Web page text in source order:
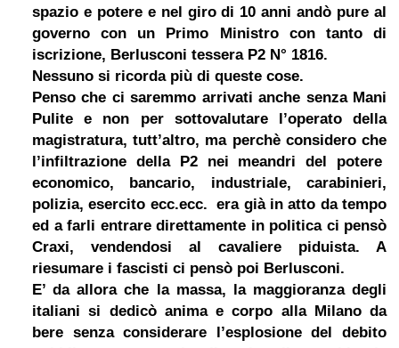
spazio e potere e nel giro di 10 anni andò pure al
governo con un Primo Ministro con tanto di
iscrizione, Berlusconi tessera P2 N° 1816.
Nessuno si ricorda più di queste cose.
Penso che ci saremmo arrivati anche senza Mani
Pulite e non per sottovalutare l’operato della
magistratura, tutt’altro, ma perchè considero che
l’infiltrazione della P2 nei meandri del potere
economico, bancario, industriale, carabinieri,
polizia, esercito ecc.ecc. era già in atto da tempo
ed a farli entrare direttamente in politica ci pensò
Craxi, vendendosi al cavaliere piduista. A
riesumare i fascisti ci pensò poi Berlusconi.
E’ da allora che la massa, la maggioranza degli
italiani si dedicò anima e corpo alla Milano da
bere senza considerare l’esplosione del debito